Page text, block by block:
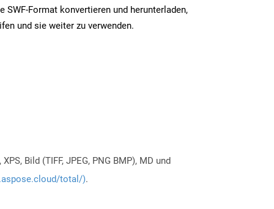
SWF-Format konvertieren und herunterladen,
und sie weiter zu verwenden.
Bild (TIFF, JPEG, PNG BMP), MD und
total/).